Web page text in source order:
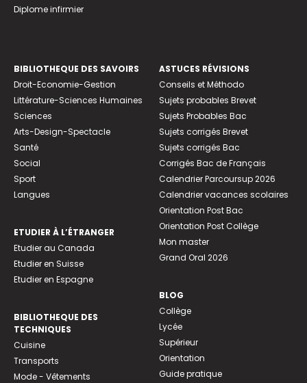
Diplome infirmier
BIBLIOTHEQUE DES SAVOIRS
Droit-Economie-Gestion
Littérature-Sciences Humaines
Sciences
Arts-Design-Spectacle
Santé
Social
Sport
Langues
ETUDIER À L’ÉTRANGER
Etudier au Canada
Etudier en Suisse
Etudier en Espagne
BIBLIOTHEQUE DES
TECHNIQUES
Cuisine
Transports
Mode - Vêtements
ASTUCES RÉVISIONS
Conseils et Méthodo
Sujets probables Brevet
Sujets Probables Bac
Sujets corrigés Brevet
Sujets corrigés Bac
Corrigés Bac de Français
Calendrier Parcoursup 2026
Calendrier vacances scolaires
Orientation Post Bac
Orientation Post Collège
Mon master
Grand Oral 2026
BLOG
Collège
Lycée
Supérieur
Orientation
Guide pratique